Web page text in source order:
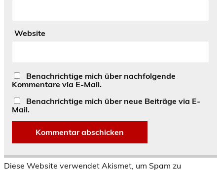
Website
Benachrichtige mich über nachfolgende
Kommentare via E-Mail.
Benachrichtige mich über neue Beiträge via E-
Mail.
Diese Website verwendet Akismet, um Spam zu